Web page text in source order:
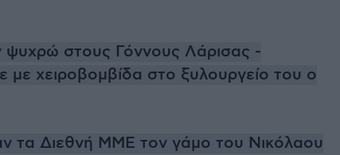
ψυχρώ στους Γόννους Λάρισας -
με χειροβομβίδα στο ξυλουργείο του ο
τα Διεθνή ΜΜΕ τον γάμο του Νικόλαου